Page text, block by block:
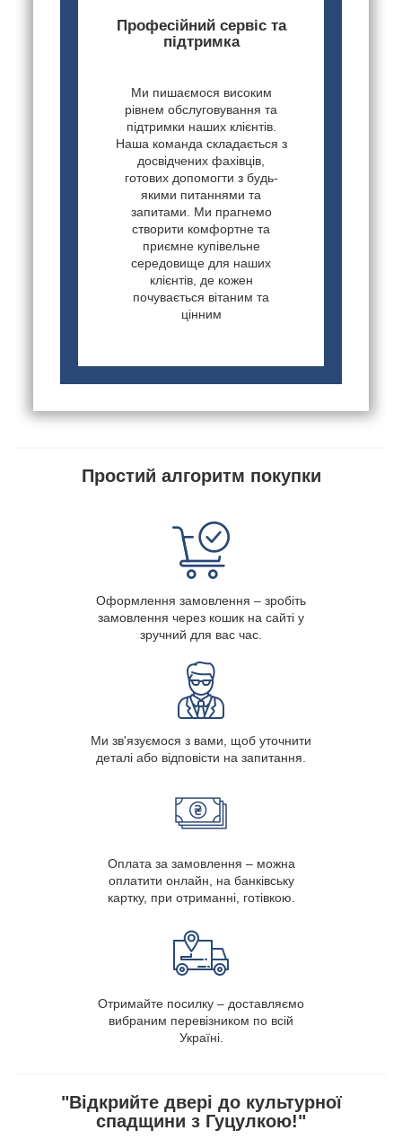
Професійний сервіс та
підтримка
Ми пишаємося високим
рівнем обслуговування та
підтримки наших клієнтів.
Наша команда складається з
досвідчених фахівців,
готових допомогти з будь-
якими питаннями та
запитами. Ми прагнемо
створити комфортне та
приємне купівельне
середовище для наших
клієнтів, де кожен
почувається вітаним та
цінним
Простий алгоритм покупки
Оформлення замовлення – зробіть
замовлення через кошик на сайті у
зручний для вас час.
Ми зв'язуємося з вами, щоб уточнити
деталі або відповісти на запитання.
Оплата за замовлення – можна
оплатити онлайн, на банківську
картку, при отриманні, готівкою.
Отримайте посилку – доставляємо
вибраним перевізником по всій
Україні.
"Відкрийте двері до культурної
спадщини з Гуцулкою!"